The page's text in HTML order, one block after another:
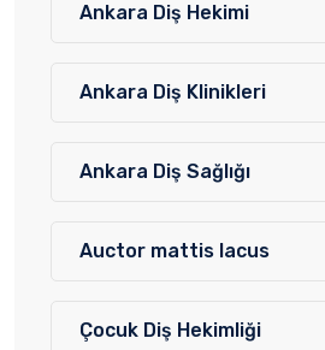
Ankara Diş Hekimi
Ankara Diş Klinikleri
Ankara Diş Sağlığı
Auctor mattis lacus
Çocuk Diş Hekimliği